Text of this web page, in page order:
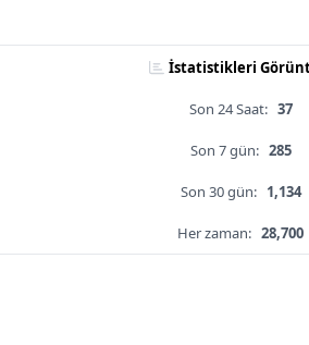
İstatistikleri
Son 24 Saat: 37
Son 7 gün: 285
Son 30 gün: 1,134
Her zaman: 28,700